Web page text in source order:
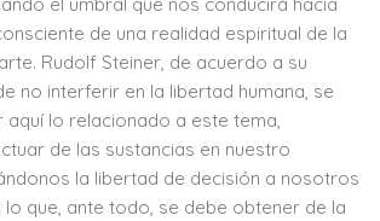
de una realidad espiritual de la
Rudolf Steiner, de acuerdo a su
no interferir en la libertad humana, se
aquí lo relacionado a este tema,
de las sustancias en nuestro
la libertad de decisión a nosotros
lo que, ante todo, se debe obtener de la